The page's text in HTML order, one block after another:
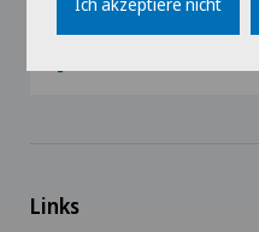
Schulterchirurgie
Viszeralchirurgie
Links